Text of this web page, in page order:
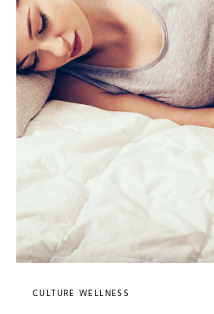
CULTURE WELLNESS